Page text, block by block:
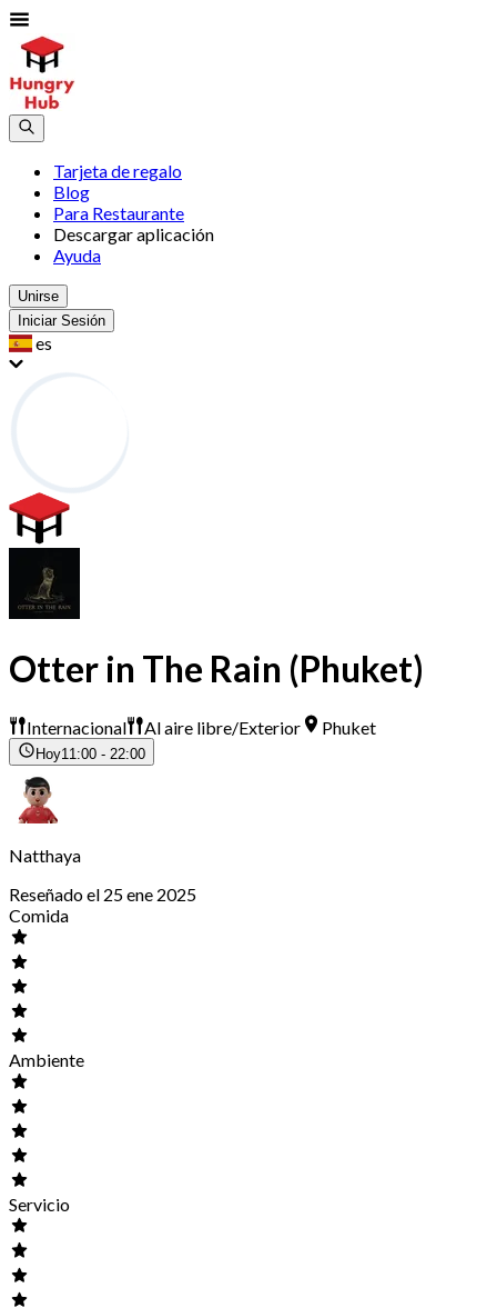
Tarjeta de regalo
Blog
Para Restaurante
Descargar aplicación
Ayuda
Unirse
Iniciar Sesión
es
Otter in The Rain (Phuket)
Internacional Al aire libre/Exterior Phuket
Hoy11:00 - 22:00
Natthaya
Reseñado el 25 ene 2025
Comida
Ambiente
Servicio